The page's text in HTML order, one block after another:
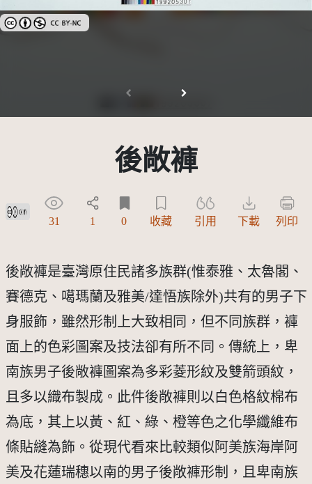
創用CC姓名標示-非商業性 3.0 台灣及其後版本(CC BY-NC 3.0 TW +)
後敞褲
創用CC姓名標示 3.0 台灣及其後版本(CC BY 3.0 TW +)
31 1 0 收藏 引用 下載 列印
後敞褲是臺灣原住民諸多族群(惟泰雅、太魯閣、
賽德克、噶瑪蘭及雅美/達悟族除外)共有的男子下
身服飾，雖然形制上大致相同，但不同族群，褲
面上的色彩圖案及技法卻有所不同。傳統上，卑
南族男子後敞褲圖案為多彩菱形紋及雙箭頭紋，
且多以織布製成。此件後敞褲則以白色格紋棉布
為底，其上以黃、紅、綠、橙等色之化學纖維布
條貼縫為飾。從現代看來比較類似阿美族海岸阿
美及花蓮瑞穗以南的男子後敞褲形制，且卑南族